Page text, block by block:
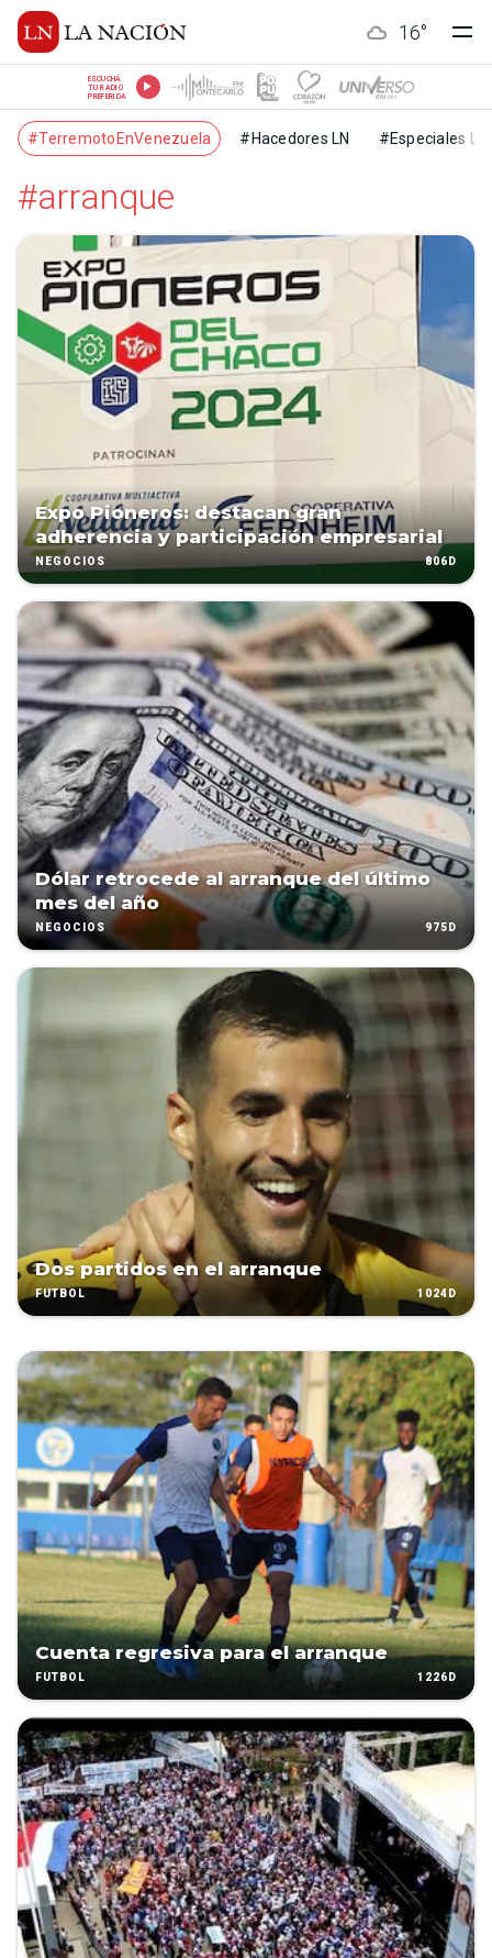
16°
ESCUCHÁ
TU RADIO
PREFERIDA
#TerremotoEnVenezuela #Hacedores LN #Especiales LN
#arranque
Expo Pioneros: destacan gran
adherencia y participación empresarial
NEGOCIOS 806D
Dólar retrocede al arranque del último
mes del año
NEGOCIOS 975D
Dos partidos en el arranque
FÚTBOL 1024D
Cuenta regresiva para el arranque
FÚTBOL 1226D